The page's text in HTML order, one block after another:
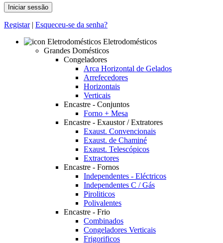
Registar| Esqueceu-se da senha?
Eletrodomésticos
Grandes Domésticos
Congeladores
Arca Horizontal de Gelados
Arrefecedores
Horizontais
Verticais
Encastre - Conjuntos
Forno + Mesa
Encastre - Exaustor / Extratores
Exaust. Convencionais
Exaust. de Chaminé
Exaust. Telescópicos
Extractores
Encastre - Fornos
Independentes - Eléctricos
Independentes C / Gás
Piroliticos
Polivalentes
Encastre - Frio
Combinados
Congeladores Verticais
Frigorificos